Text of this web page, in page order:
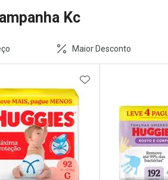
Kc
Maior Desconto
AOS FAVORITOSADICIONAR AOS